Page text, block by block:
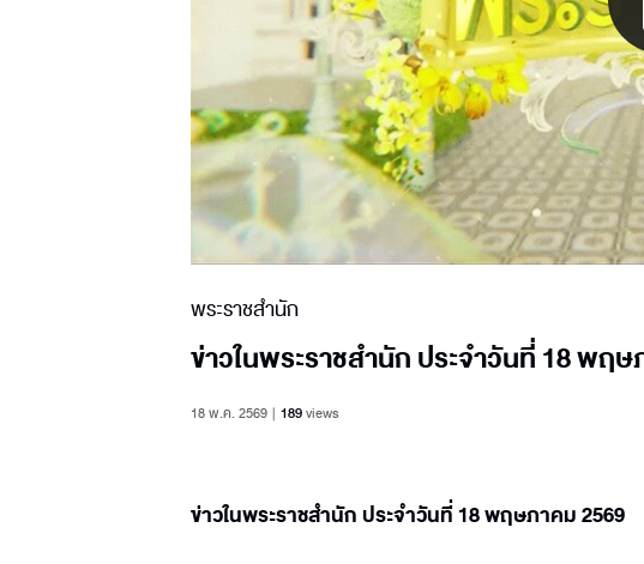
พระราชสำนัก
ข่าวในพระราชสำนัก ประจำวันที่ 18 พฤ
18 พ.ค. 2569 189views
ข่าวในพระราชสำนัก ประจำวันที่ 18 พฤษภาคม 2569